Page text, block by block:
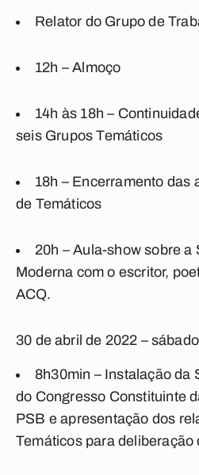
Relator do Grupo de
12h – Almoço
14h às 18h –
seis Grupos Temáticos
18h – Encerramento das
de Temáticos
20h – Aula-show sobre a
Moderna com o escritor,
ACQ.
30 de abril de 2022 – sábado
8h30min – Instalação da
do Congresso Constituinte
PSB e apresentação dos
Temáticos para deliberação